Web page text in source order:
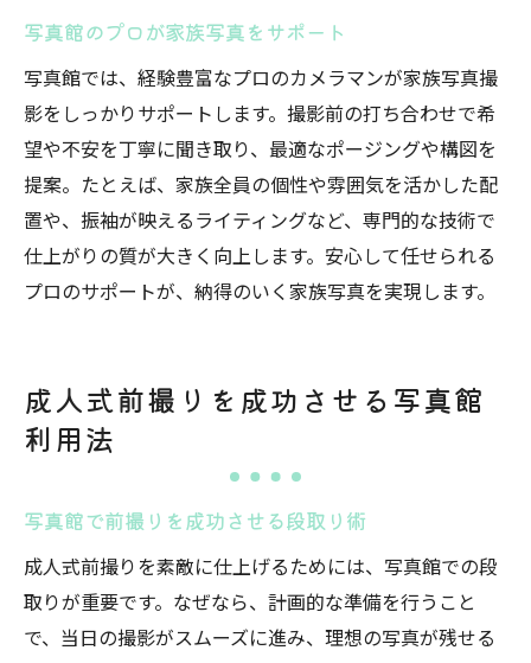
写真館のプロが家族写真をサポート
写真館では、経験豊富なプロのカメラマンが家族写真撮
影をしっかりサポートします。撮影前の打ち合わせで希
望や不安を丁寧に聞き取り、最適なポージングや構図を
提案。たとえば、家族全員の個性や雰囲気を活かした配
置や、振袖が映えるライティングなど、専門的な技術で
仕上がりの質が大きく向上します。安心して任せられる
プロのサポートが、納得のいく家族写真を実現します。
成人式前撮りを成功させる写真館
利用法
写真館で前撮りを成功させる段取り術
成人式前撮りを素敵に仕上げるためには、写真館での段
取りが重要です。なぜなら、計画的な準備を行うこと
で、当日の撮影がスムーズに進み、理想の写真が残せる